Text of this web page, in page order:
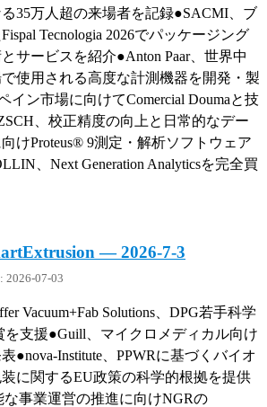
35万人超の来場者を記録●SACMI、ブ
Tecnologia 2026でパッケージング
サービスを紹介●Anton Paar、世界中
使用される高度な計測機器を開発・製
イン市場に向けてComercial Doumaと技
、校正精度の向上と日常的なデー
けProteus® 9測定・解析ソフトウェア
、Next Generation Analyticsを完全買
— 2026-7-3
2026-07-03
Vacuum+Fab Solutions、DPG若手科学
を支援●Guill、マイクロメディカル向け
●nova-Institute、PPWRに基づくバイオ
に関するEU政策の科学的根拠を提供
事業運営の推進に向けNGRの